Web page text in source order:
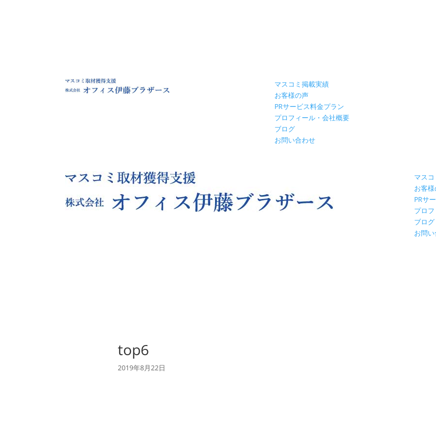
マスコミ掲載実績
お客様の声
PRサービス料金プラン
プロフィール・会社概要
ブログ
お問い合わせ
マス
お客
PRサ
プロ
ブログ
お問
top6
2019年8月22日